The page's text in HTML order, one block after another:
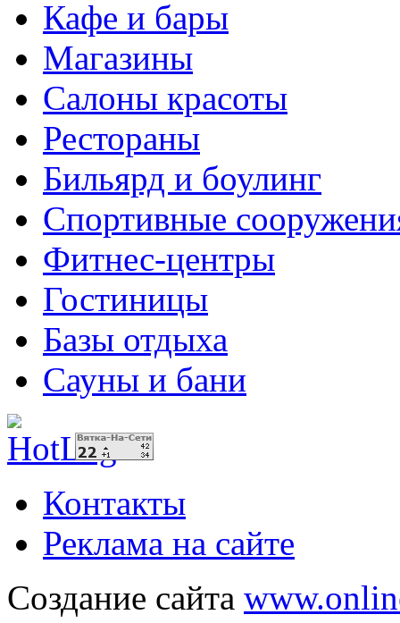
Кафе и бары
Магазины
Салоны красоты
Рестораны
Бильярд и боулинг
Спортивные
Фитнес-центры
Гостиницы
Базы отдыха
Сауны и бани
Контакты
Реклама на сайте
Создание сайта